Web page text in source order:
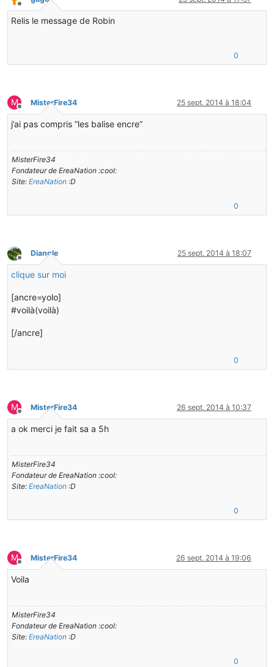
Hors-ligne
Relis le message de Robin
0
M
Hors-ligne
MisterFire34 25 sept. 2014 à 18:04
j’ai pas compris “les balise encre”
MisterFire34
Fondateur de EreaNation :cool:
Site: EreaNation :D
0
Hors-ligne
Diangle 25 sept. 2014 à 18:07
clique sur moi
[ancre=yolo]
#voilà(voilà)
[/ancre]
0
M
Hors-ligne
MisterFire34 26 sept. 2014 à 10:37
a ok merci je fait sa a 5h
MisterFire34
Fondateur de EreaNation :cool:
Site: EreaNation :D
0
M
Hors-ligne
MisterFire34 26 sept. 2014 à 19:06
Voila
MisterFire34
Fondateur de EreaNation :cool:
Site: EreaNation :D
0